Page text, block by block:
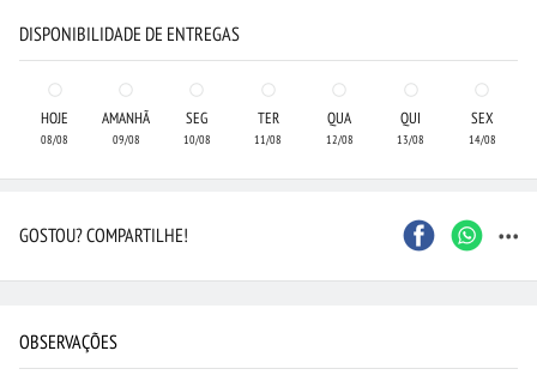
DISPONIBILIDADE DE ENTREGAS
HOJE
08/08
AMANHÃ
09/08
SEG
10/08
TER
11/08
QUA
12/08
QUI
13/08
SEX
14/08
GOSTOU? COMPARTILHE! ...
OBSERVAÇÕES